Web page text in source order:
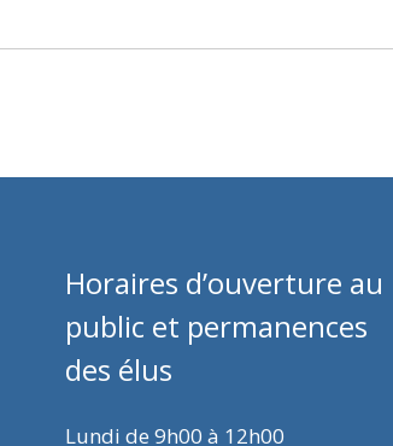
Horaires d’ouverture au
public et permanences
des élus
Lundi de 9h00 à 12h00